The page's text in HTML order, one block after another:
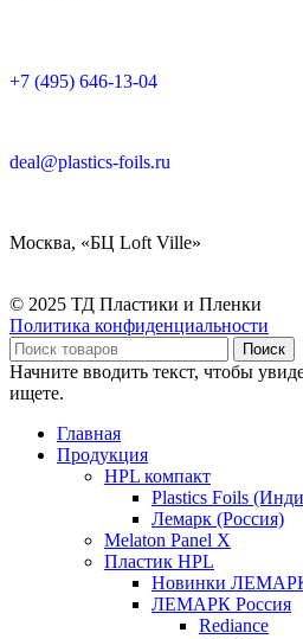
+7 (495) 646-13-04
deal@plastics-foils.ru
Москва, «БЦ Loft Ville»
© 2025 ТД Пластики и Пленки
Политика конфиденциальности
Поиск
Начните вводить текст, чтобы
ищете.
Главная
Продукция
HPL компакт
Plastics Foils
Лемарк (Россия)
Melaton Panel X
Пластик HPL
Новинки
ЛЕМАРК Россия
Rediance